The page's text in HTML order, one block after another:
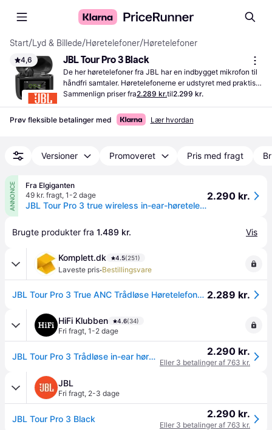
Start/Lyd & Billede/Høretelefoner/Høretelefoner
4,6 JBL Tour Pro 3 Black
De her høretelefoner fra JBL har en indbygget mikrofon til
håndfri samtaler. Høretelefonerne er udstyret med praktisk,
trådløs teknologi.
Sammenlign priser fra2.289 kr.til2.299 kr.
Prøv fleksible betalinger med Lær hvordan
Versioner Promoveret Pris med fragt
ANNONCE
Fra Elgiganten
49 kr. fragt, 1-2 dage
JBL Tour Pro 3 true wireless in-ear-høretelefoner (sort)
2.290 kr.
Brugte produkter fra 1.489 kr. Vis
Komplett.dk 4.5(251)
Laveste pris·Bestillingsvare
JBL Tour Pro 3 True ANC Trådløse Høretelefoner, Earbuds (sort) 2.289 kr.
HiFi Klubben 4.6(34)
Fri fragt, 1-2 dage
JBL Tour Pro 3 Trådløse in-ear høretelefoner - 3 års medlemsgaranti 2.290 kr.
Eller 3 betalinger af 763 kr.
JBL
Fri fragt, 2-3 dage
JBL Tour Pro 3 Black 2.290 kr.
Eller 3 betalinger af 763 kr.